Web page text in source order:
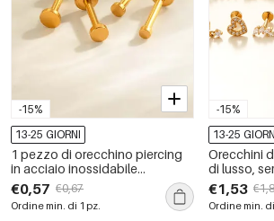
-15%
13-25 GIORNI
1 pezzo di orecchino piercing
in acciaio inossidabile
impermeabile color oro
€0,57 €0,67
Ordine min. di 1 pz.
-15%
13-25
Orecchini
di lusso,
fiore e
€1,53
Ordine min.